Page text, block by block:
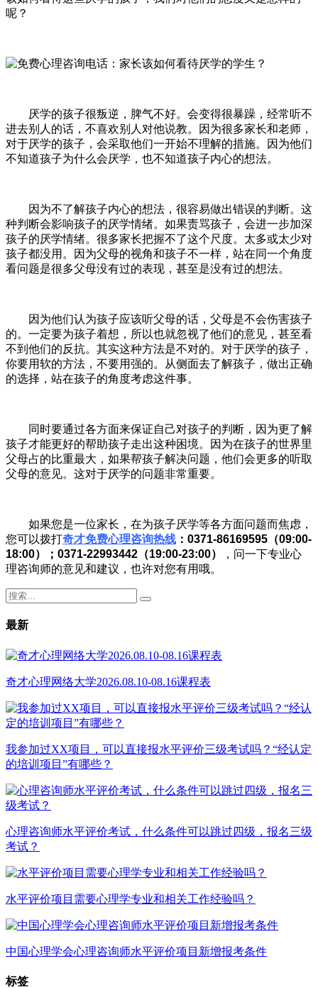
呢？
厌学的孩子很叛逆，脾气不好。会变得很暴躁，经常听不
进去别人的话，不喜欢别人对他说教。因为很多家长和老师，
对于厌学的孩子，会采取他们一开始不理解的措施。因为他们
不知道孩子为什么会厌学，也不知道孩子内心的想法。
因为不了解孩子内心的想法，很容易做出错误的判断。这
种判断会影响孩子的厌学情绪。如果责骂孩子，会进一步加深
孩子的厌学情绪。很多家长把握不了这个尺度。太多或太少对
孩子都没用。因为父母的视角和孩子不一样，站在同一个角度
看问题是很多父母没有过的表现，甚至是没有过的想法。
因为他们认为孩子应该听父母的话，父母是不会伤害孩子
的。一定要为孩子着想，所以也就忽视了他们的意见，甚至看
不到他们的反抗。其实这种方法是不对的。对于厌学的孩子，
你要用软的方法，不要用强的。从侧面去了解孩子，做出正确
的选择，站在孩子的角度考虑这件事。
同时要通过各方面来保证自己对孩子的判断，因为更了解
孩子才能更好的帮助孩子走出这种困境。因为在孩子的世界里
父母占的比重最大，如果帮孩子解决问题，他们会更多的听取
父母的意见。这对于厌学的问题非常重要。
如果您是一位家长，在为孩子厌学等各方面问题而焦虑，
您可以拨打奇才免费心理咨询热线 ：0371-86169595（09:00-
18:00）；0371-22993442（19:00-23:00）
，问一下专业心
理咨询师的意见和建议，也许对您有用哦。
最新
奇才心理网络大学2026.08.10-08.16课程表
我参加过XX项目，可以直接报水平评价三级考试吗？“经认定
的培训项目”有哪些？
心理咨询师水平评价考试，什么条件可以跳过四级，报名三级
考试？
水平评价项目需要心理学专业和相关工作经验吗？
中国心理学会心理咨询师水平评价项目新增报考条件
标签